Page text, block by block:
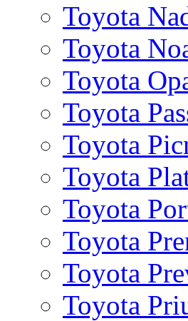
Toyota
Toyota
Toyota
Toyota
Toyota
Toyota
Toyota
Toyota
Toyota
Toyota